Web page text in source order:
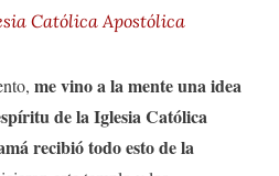
Católica Apostólica
me vino a la mente una idea
de la Iglesia Católica
recibió todo esto de la